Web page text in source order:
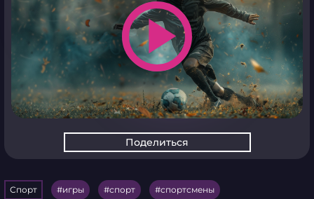
play_arrow
Поделиться
Спорт игры спорт спортсмены